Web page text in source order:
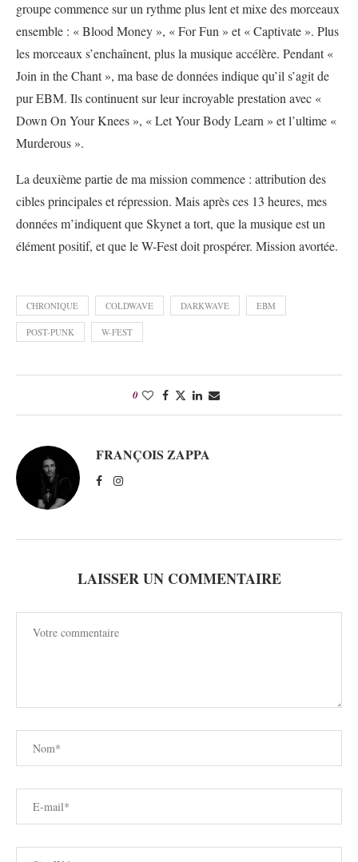
groupe commence sur un rythme plus lent et mixe des morceaux
ensemble : « Blood Money », « For Fun » et « Captivate ». Plus
les morceaux s’enchaînent, plus la musique accélère. Pendant «
Join in the Chant », ma base de données indique qu’il s’agit de
pur EBM. Ils continuent sur leur incroyable prestation avec «
Down On Your Knees », « Let Your Body Learn » et l’ultime «
Murderous ».
La deuxième partie de ma mission commence : attribution des
cibles principales et répression. Mais après ces 13 heures, mes
données m’indiquent que Skynet a tort, que la musique est un
élément positif, et que le W-Fest doit prospérer. Mission avortée.
CHRONIQUE COLDWAVE DARKWAVE EBM
POST-PUNK W-FEST
0
FRANÇOIS ZAPPA
LAISSER UN COMMENTAIRE